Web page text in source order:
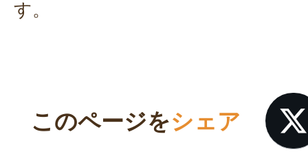
す。
このページをシェア